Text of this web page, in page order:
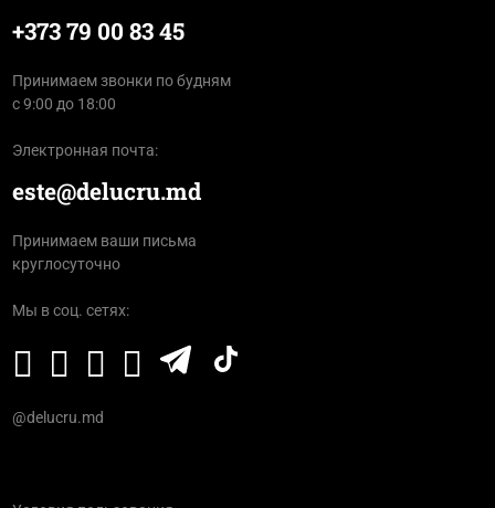
+373 79 00 83 45
Принимаем звонки по будням
с 9:00 до 18:00
Электронная почта:
este@delucru.md
Принимаем ваши письма
круглосуточно
Мы в соц. сетях:
@delucru.md